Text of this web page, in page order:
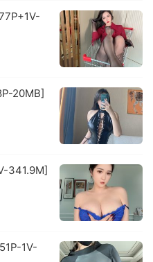
20MB]
[64P-1V-341.9M]
1V-